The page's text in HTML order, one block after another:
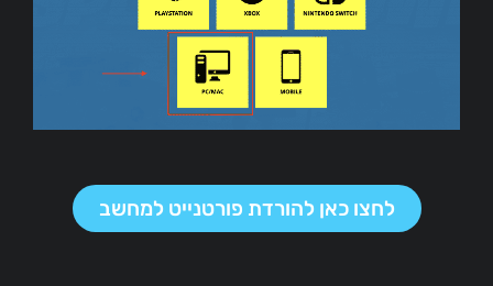
לחצו כאן להורדת פורטנייט למחשב